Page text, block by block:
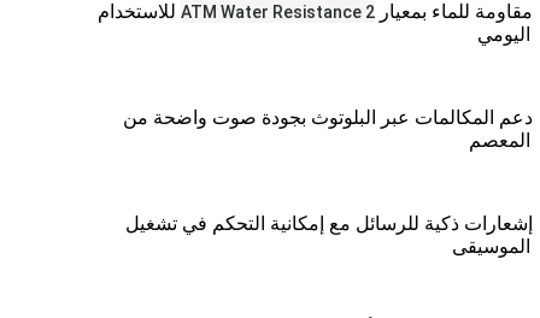
مقاومة للماء بمعيار 2 ATM Water Resistance
للاستخدام
اليومي
دعم المكالمات عبر البلوتوث بجودة صوت واضحة من
المعصم
إشعارات ذكية للرسائل مع إمكانية التحكم في تشغيل
الموسيقى